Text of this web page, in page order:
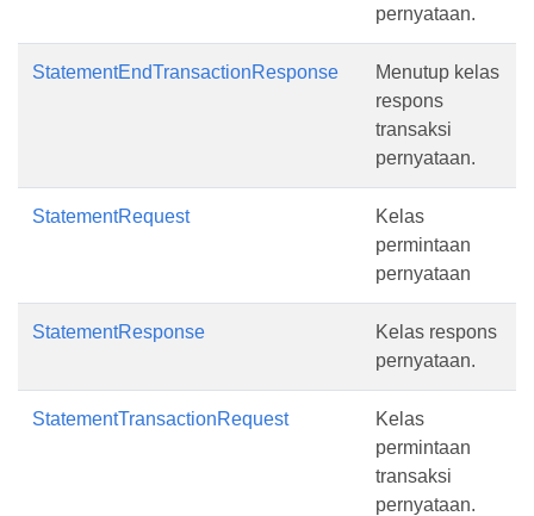
pernyataan.
StatementEndTransactionResponse
Menutup kelas
respons
transaksi
pernyataan.
StatementRequest
Kelas
permintaan
pernyataan
StatementResponse
Kelas respons
pernyataan.
StatementTransactionRequest
Kelas
permintaan
transaksi
pernyataan.